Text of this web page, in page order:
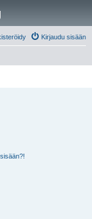
Kirjaudu sisään